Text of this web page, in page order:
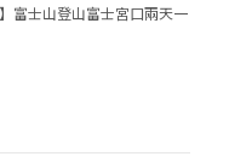
富士山登山富士宮口兩天一